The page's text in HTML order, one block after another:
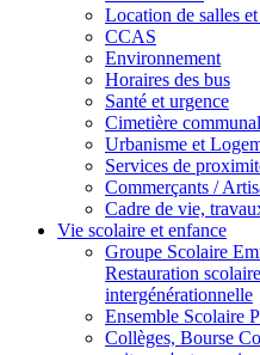
Location de salles
CCAS
Environnement
Horaires des bus
Santé et urgence
Cimetière communal
Urbanisme et
Services de
Commerçants /
Cadre de vie,
Vie scolaire et enfance
Groupe Scolaire
Restauration
intergénérationnelle
Ensemble Scolaire
Collèges, Bourse